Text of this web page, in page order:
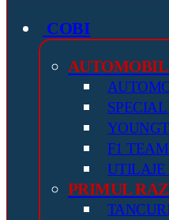
COBI
F1
UTILAJE
PRIMUL